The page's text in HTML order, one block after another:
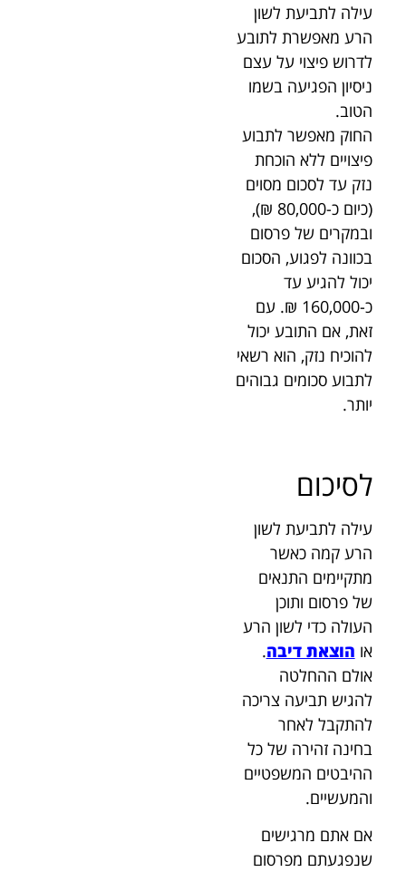
עילה לתביעת לשון
הרע מאפשרת לתובע
לדרוש פיצוי על עצם
ניסיון הפגיעה בשמו
הטוב.
החוק מאפשר לתבוע
פיצויים ללא הוכחת
נזק עד לסכום מסוים
(כיום כ-80,000 ₪),
ובמקרים של פרסום
בכוונה לפגוע, הסכום
יכול להגיע עד
כ-160,000 ₪. עם
זאת, אם התובע יכול
להוכיח נזק, הוא רשאי
לתבוע סכומים גבוהים
יותר.
לסיכום
עילה לתביעת לשון
הרע קמה כאשר
מתקיימים התנאים
של פרסום ותוכן
העולה כדי לשון הרע
או הוצאת דיבה.
אולם ההחלטה
להגיש תביעה צריכה
להתקבל לאחר
בחינה זהירה של כל
ההיבטים המשפטיים
והמעשיים.
אם אתם מרגישים
שנפגעתם מפרסום